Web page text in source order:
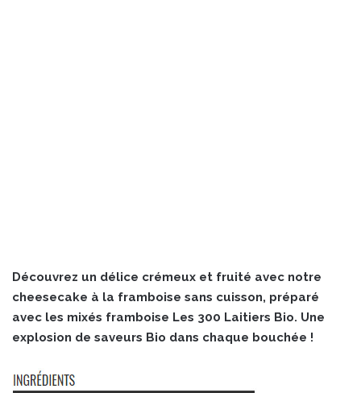
Découvrez un délice crémeux et fruité avec notre
cheesecake à la framboise sans cuisson, préparé
avec les mixés framboise Les 300 Laitiers Bio. Une
explosion de saveurs Bio dans chaque bouchée !